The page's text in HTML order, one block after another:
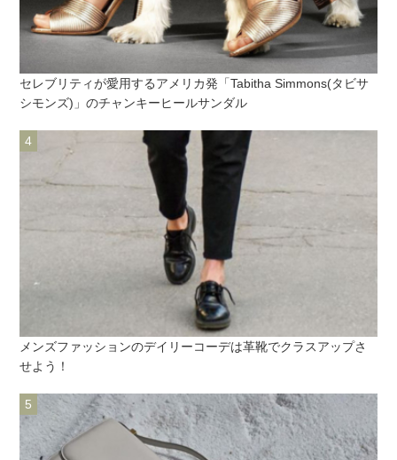
セレブリティが愛用するアメリカ発「Tabitha Simmons(タビサ
シモンズ)」のチャンキーヒールサンダル
メンズファッションのデイリーコーデは革靴でクラスアップさ
せよう！